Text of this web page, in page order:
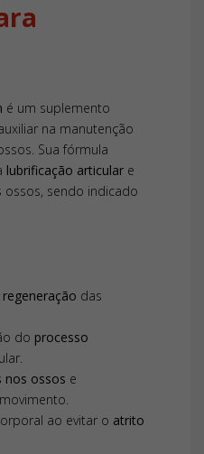
Cálcio
focado no sistema
orientação oficial
Tipo II, Ácido
e Selênio.
II com Ácido Hialurônico?
lubrificação das
pelo atrito entre os
é a ingestão de 3 unidades
é um suplemento
na manutenção
Sua fórmula
lubrificação articular e
sendo indicado
das
do processo
nos ossos e
ao evitar o atrito